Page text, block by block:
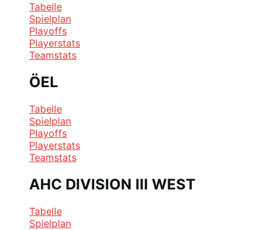
Tabelle
Spielplan
Playoffs
Playerstats
Teamstats
ÖEL
Tabelle
Spielplan
Playoffs
Playerstats
Teamstats
AHC DIVISION III WEST
Tabelle
Spielplan